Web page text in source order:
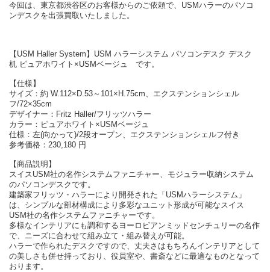
今回は、東京都渋谷区のお客様からのご依頼で、USMハラーのパソコ
ンデスクを出張買取いたしました。
【USM Haller System】USM ハラーシステム パソコンデスク デスク
机 ピュアホワイト×USMベージュ です。
【仕様】
サイズ：約 W.112×D.53～101×H.75cm、エクステンションシェル
フ/72×35cm
デザイナー：Fritz Haller/フリッツハラー
カラー：ピュアホワイト×USMベージュ
仕様：左(向かって)/2段オープン、エクステンションシェルフ付き
参考価格：230,180 円
【商品説明】
スイスUSM社の名作システムファニチャー、モジュラー収納システム
のパソコンデスクです。
建築家フリッツ・ハラーにより開発された「USMハラーシステム」
は、シンプルな部材構成により多彩なユニット形成が可能なスイス
USM社の名作システムファニチャーです。
多様なインテリアにも調和するヨーロピアンミッドセンチュリーの名作
で、ニーズに合わせて組み立て・組み替えが可能。
ハラーで作られたデスクですので、丈夫さはもちろんインテリアとして
の美しさも併せ持っており、役員室や、書斎などに最適なものとなって
おります。